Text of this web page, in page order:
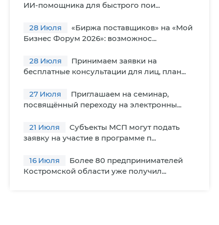
ИИ-помощника для быстрого пои...
28 Июля
«Биржа поставщиков» на «Мой
Бизнес Форум 2026»: возможнос...
28 Июля
Принимаем заявки на
бесплатные консультации для лиц, план...
27 Июля
Приглашаем на семинар,
посвящённый переходу на электронны...
21 Июля
Субъекты МСП могут подать
заявку на участие в программе п...
16 Июля
Более 80 предпринимателей
Костромской области уже получил...